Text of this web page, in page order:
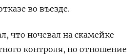
во въезде.
что ночевал на скамейке
контроля, но отношение